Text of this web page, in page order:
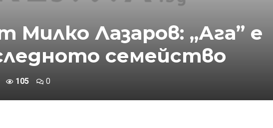
Милко Лазаров: „Ага” е
семейство
105 0